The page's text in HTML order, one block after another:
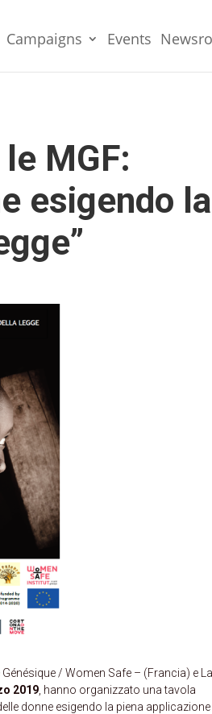
Campaigns Events
MGF:
esigendo la
/ Women Safe – (Francia) e La
2019 , hanno organizzato una tavola
donne esigendo la piena applicazione